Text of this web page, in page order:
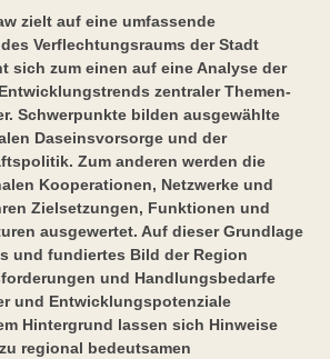
zielt auf eine umfassende
Verflechtungsraums der Stadt
sich zum einen auf eine Analyse der
zentraler Themen-
Schwerpunkte bilden ausgewählte
Daseinsvorsorge und der
Zum anderen werden die
Kooperationen, Netzwerke und
Zielsetzungen, Funktionen und
ausgewertet. Auf dieser Grundlage
und fundiertes Bild der Region
und Handlungsbedarfe
und Entwicklungspotenziale
Hintergrund lassen sich Hinweise
regional bedeutsamen